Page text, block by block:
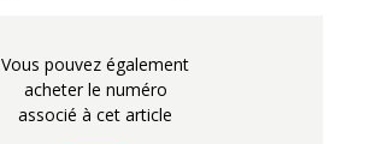
Vous pouvez également
acheter le numéro
associé à cet article